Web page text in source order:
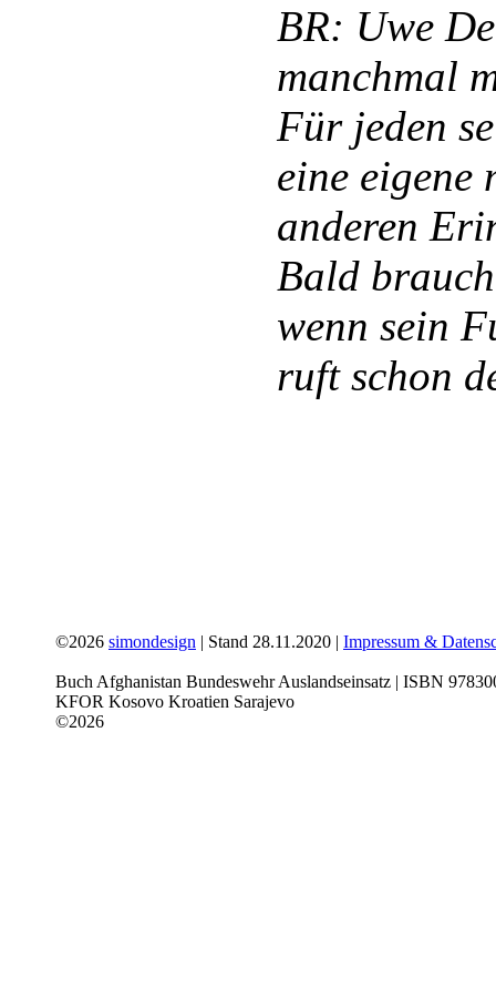
BR: Uwe
manchmal
Für jeden
eine
anderen
Bald
wenn sein
ruft schon
©2026 simondesign | Stand 28.11.2020 | Impressum &
Buch Afghanistan Bundeswehr Auslandseinsatz | ISBN
KFOR Kosovo Kroatien Sarajevo
©2026